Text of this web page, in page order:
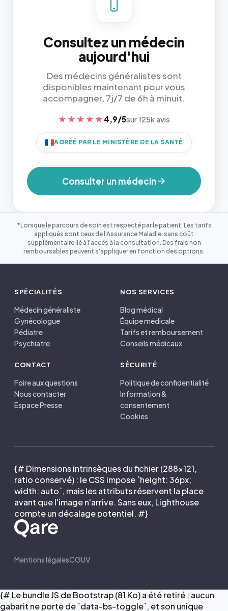
Consultez un médecin
aujourd'hui
Des médecins généralistes sont
disponibles maintenant pour vous
accompagner, 7j/7 de 6h à minuit.
★★★★★ 4,9/5sur 125k avis
AGRÉÉ PAR LE MINISTÈRE DE LA SANTÉ
Consulter un médecin
*Lorsque le parcours de soin est respecté par le patient. Les tarifs
appliqués sont ceux de l'Assurance Maladie, sans coût
supplémentaire lié à l'accès à la consultation. Des frais non
remboursables peuvent s'appliquer en fonction des options.
SPÉCIALITÉS
Médecin généraliste
Gynécologue
Pédiatre
Psychiatre
NOS SERVICES
Blog médical
Équipe médicale
Tarifs et remboursement
Conseils médicaux
CONTACT
Foire aux questions
Nous contacter
Espace Presse
SÉCURITÉ
Politique de confidentialité
Information &
consentement
Cookies
{# Dimensions intrinsèques du fichier (288×121,
ratio conservé) : le CSS impose `height: 36px;
width: auto`, mais les attributs réservent la place
avant que l'image n'arrive. Sans eux, Lighthouse
compte un décalage potentiel. #}
Mentions légalesCGUV
{# Le bundle JS de Bootstrap (81 Ko) a été retiré : aucun
gabarit ne porte de `data-bs-toggle`, et son unique